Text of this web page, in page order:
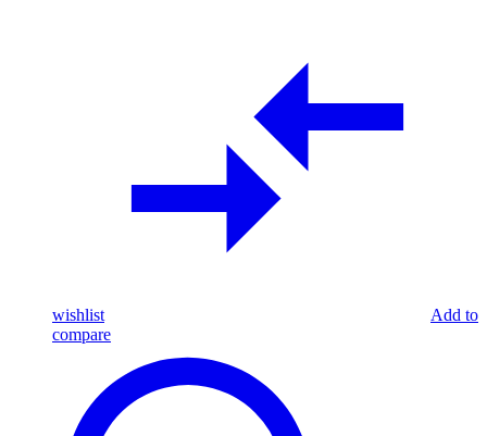
wishlist
Add to
compare